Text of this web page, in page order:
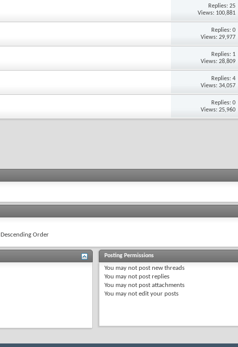
Replies: 25
Views: 100,881
Replies: 0
Views: 29,977
Replies: 1
Views: 28,809
Replies: 4
Views: 34,057
Replies: 0
Views: 25,960
Descending Order
Posting Permissions
You may not post new threads
You may not post replies
You may not post attachments
You may not edit your posts